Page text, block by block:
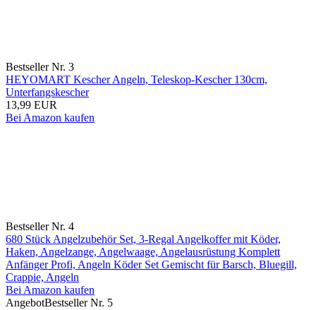
Bestseller Nr. 3
HEYOMART Kescher Angeln, Teleskop-Kescher 130cm,
Unterfangskescher
13,99 EUR
Bei Amazon kaufen
Bestseller Nr. 4
680 Stück Angelzubehör Set, 3-Regal Angelkoffer mit Köder,
Haken, Angelzange, Angelwaage, Angelausrüstung Komplett
Anfänger Profi, Angeln Köder Set Gemischt für Barsch, Bluegill,
Crappie, Angeln
Bei Amazon kaufen
AngebotBestseller Nr. 5